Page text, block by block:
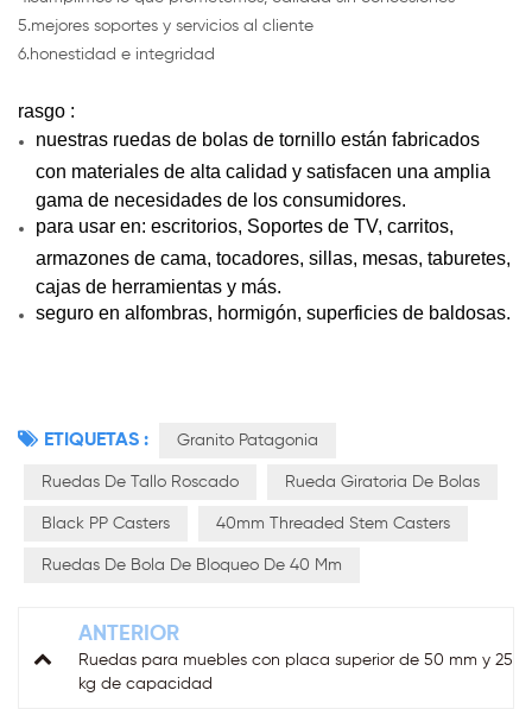
5.mejores soportes y servicios al cliente
6.honestidad e integridad
rasgo :
nuestras ruedas de bolas de tornillo están fabricados
con materiales de alta calidad y satisfacen una amplia
gama de necesidades de los consumidores.
para usar en: escritorios, Soportes de TV, carritos,
armazones de cama, tocadores, sillas, mesas, taburetes,
cajas de herramientas y más.
seguro en alfombras, hormigón, superficies de baldosas.
ETIQUETAS : Granito Patagonia
Ruedas De Tallo Roscado Rueda Giratoria De Bolas
Black PP Casters 40mm Threaded Stem Casters
Ruedas De Bola De Bloqueo De 40 Mm
ANTERIOR
Ruedas para muebles con placa superior de 50 mm y 25
kg de capacidad